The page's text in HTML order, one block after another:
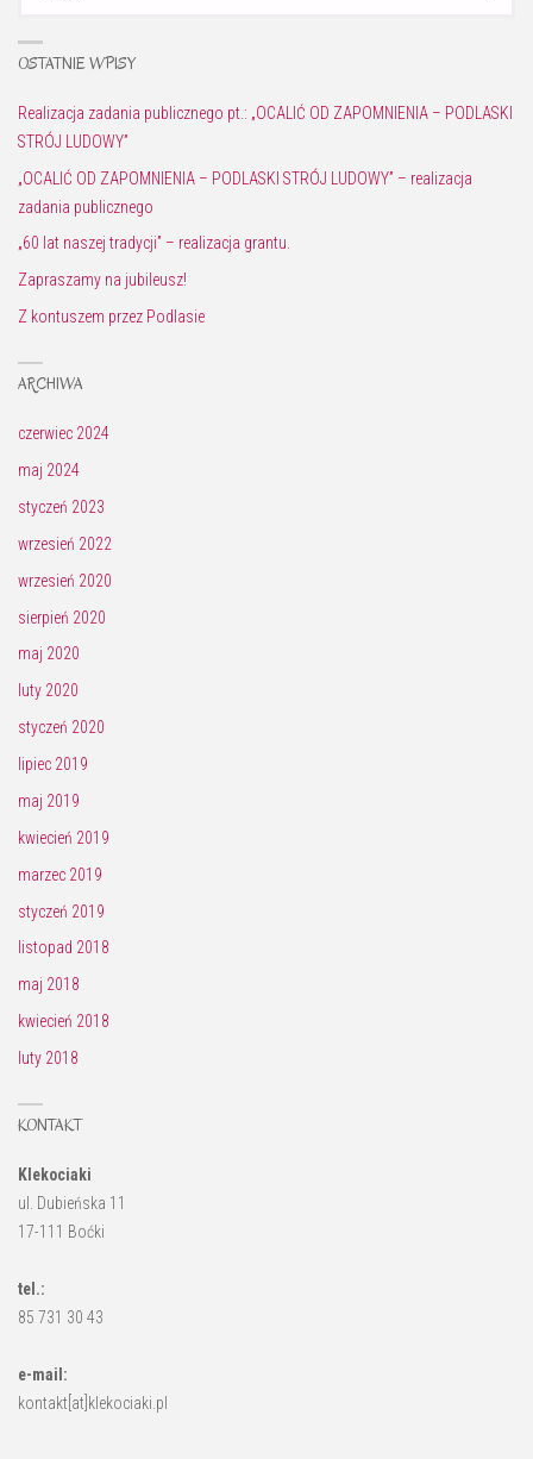
OSTATNIE WPISY
Realizacja zadania publicznego pt.: „OCALIĆ OD ZAPOMNIENIA – PODLASKI
STRÓJ LUDOWY”
„OCALIĆ OD ZAPOMNIENIA – PODLASKI STRÓJ LUDOWY” – realizacja
zadania publicznego
„60 lat naszej tradycji” – realizacja grantu.
Zapraszamy na jubileusz!
Z kontuszem przez Podlasie
ARCHIWA
czerwiec 2024
maj 2024
styczeń 2023
wrzesień 2022
wrzesień 2020
sierpień 2020
maj 2020
luty 2020
styczeń 2020
lipiec 2019
maj 2019
kwiecień 2019
marzec 2019
styczeń 2019
listopad 2018
maj 2018
kwiecień 2018
luty 2018
KONTAKT
Klekociaki
ul. Dubieńska 11
17-111 Boćki
tel.:
85 731 30 43
e-mail:
kontakt[at]klekociaki.pl